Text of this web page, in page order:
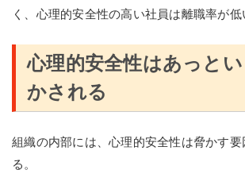
く、心理的安全性の高い社員は離職率が低
心理的安全性はあっと
かされる
組織の内部には、心理的安全性は脅かす要
る。